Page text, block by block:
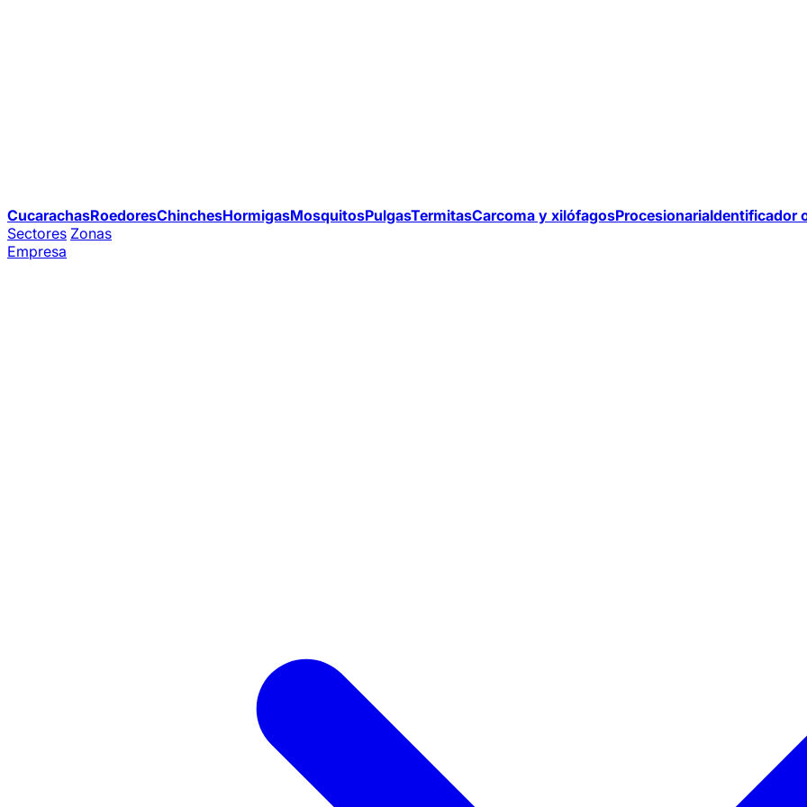
CucarachasRoedoresChinchesHormigasMosquitosPulgasTermitasCarcoma y xilófagosProcesionariaIdentificador
Sectores Zonas
Empresa